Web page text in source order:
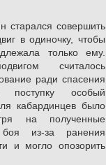
старался совершить
в одиночку, чтобы
только ему.
считалось
ради спасения
поступку особый
кабардинцев было
на полученные
из-за ранения
и могло опозорить